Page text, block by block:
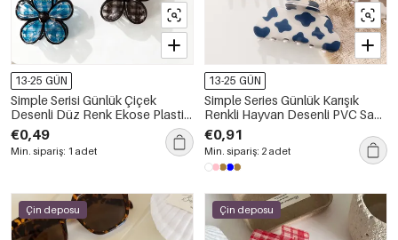
13-25 GÜN
Simple Serisi Günlük Çiçek
Desenli Düz Renk Ekose Plastik
Saç Tokaları
€0,49
Min. sipariş: 1 adet
13-25 GÜN
Simple Series Günlük Karışık
Renkli Hayvan Desenli PVC Saç
Tokaları
€0,91
Min. sipariş: 2 adet
Çin deposu Çin deposu